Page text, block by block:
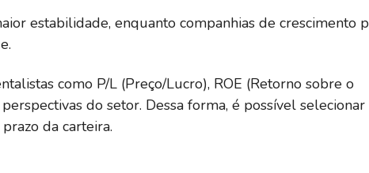
estabilidade, enquanto companhias de crescimento
como P/L (Preço/Lucro), ROE (Retorno sobre o
do setor. Dessa forma, é possível selecionar
da carteira.